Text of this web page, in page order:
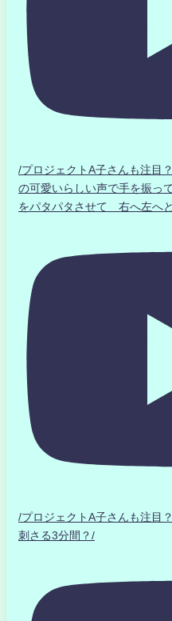
/プロジェクトA子さんも注
の可愛いらしい声で手を振
をパタパタさせて 右へ左へ
/プロジェクトA子さんも注
刺さる3分間？/